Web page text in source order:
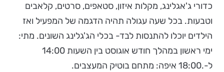
כדורי ג'אגלינג, מקלות איזון, סטאפים, סרטים, קלאבים
וטבעות. בכל שעה עגולה תהיה הדגמה של המפעיל ואז
הילדים יוכלו להתנסות לבד- בכלי הג'גלינג השונים. מתי:
ימי ראשון במהלך חודש אוגוסט בין השעות 14:00
ל-.18:00 איפה: מתחם בוטיק המעצבים.